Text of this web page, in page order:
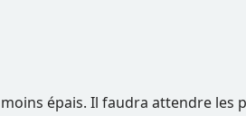
épais. Il faudra attendre les